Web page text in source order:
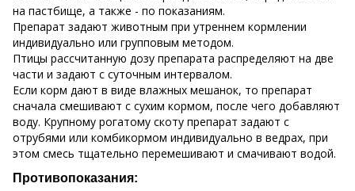
на пастбище, а также - по показаниям.
Препарат задают животным при утреннем кормлении
индивидуально или групповым методом.
Птицы рассчитанную дозу препарата распределяют на две
части и задают с суточным интервалом.
Если корм дают в виде влажных мешанок, то препарат
сначала смешивают с сухим кормом, после чего добавляют
воду. Крупному рогатому скоту препарат задают с
отрубями или комбикормом индивидуально в ведрах, при
этом смесь тщательно перемешивают и смачивают водой.
Противопоказания: